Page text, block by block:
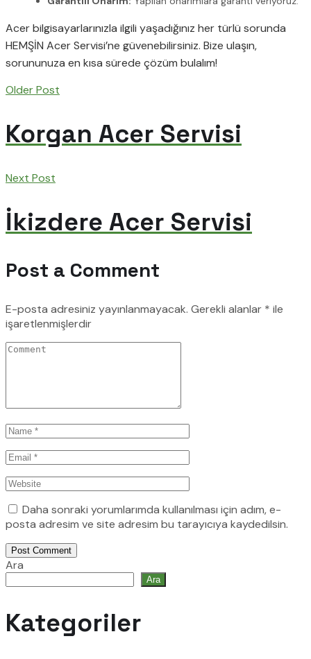
Acer bilgisayarlarınızla ilgili yaşadığınız her türlü sorunda
HEMŞİN Acer Servisi’ne güvenebilirsiniz. Bize ulaşın,
sorununuza en kısa sürede çözüm bulalım!
Older Post
Korgan Acer Servisi
Next Post
İkizdere Acer Servisi
Post a Comment
E-posta adresiniz yayınlanmayacak. Gerekli alanlar * ile
işaretlenmişlerdir
Daha sonraki yorumlarımda kullanılması için adım, e-
posta adresim ve site adresim bu tarayıcıya kaydedilsin.
Post Comment
Ara
Ara
Kategoriler